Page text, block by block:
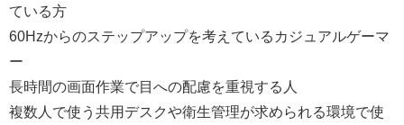
ている方
60Hzからのステップアップを考えているカジュアルゲーマ
ー
長時間の画面作業で目への配慮を重視する人
複数人で使う共用デスクや衛生管理が求められる環境で使